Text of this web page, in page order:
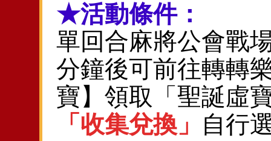
★活動條件：
單回合麻將公會戰
分鐘後可前往轉轉
寶】領取「聖誕虛
「收集兌換」
自行